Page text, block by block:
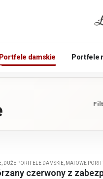
Portfele damskie Portfele
DUŻE PORTFELE DAMSKIE MATOWE
czerwony z